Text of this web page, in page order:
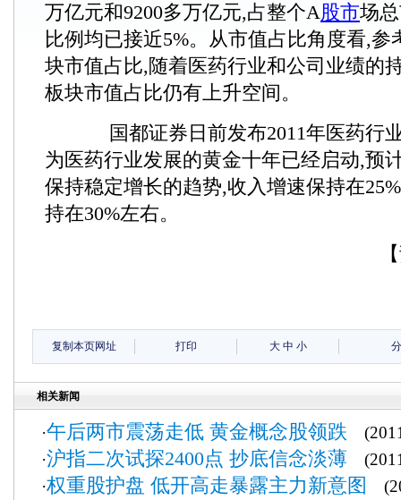
万亿元和9200多万亿元,占整个A股市场
比例均已接近5%。从市值占比角度看,参
块市值占比,随着医药行业和公司业绩的
板块市值占比仍有上升空间。
国都证券日前发布2011年医药行
为医药行业发展的黄金十年已经启动,预
保持稳定增长的趋势,收入增速保持在
持在30%左右。
复制本页网址 打印 大 中 小
相关新闻
·午后两市震荡走低 黄金概念股领跌
·沪指二次试探2400点 抄底信念淡薄
·权重股护盘 低开高走暴露主力新意图